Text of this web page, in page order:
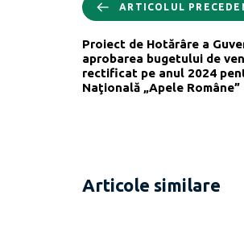
ARTICOLUL
Proiect de Hotărâre a
aprobarea bugetului de
rectificat pe anul 2024
Naţională „Apele Române”
Articole similare